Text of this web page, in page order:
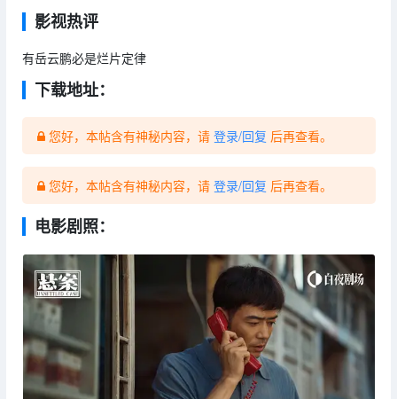
影视热评
有岳云鹏必是烂片定律
下载地址：
您好，本帖含有神秘内容，请 登录/回复 后再查看。
您好，本帖含有神秘内容，请 登录/回复 后再查看。
电影剧照：